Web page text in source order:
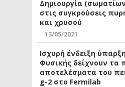
Δημιουργία
στις συγκρούσεις
και χρυσού
13/05/2021
Ισχυρή ένδειξη
Φυσικής δείχνουν τα
αποτελέσματα του
g-2 στο Fermilab